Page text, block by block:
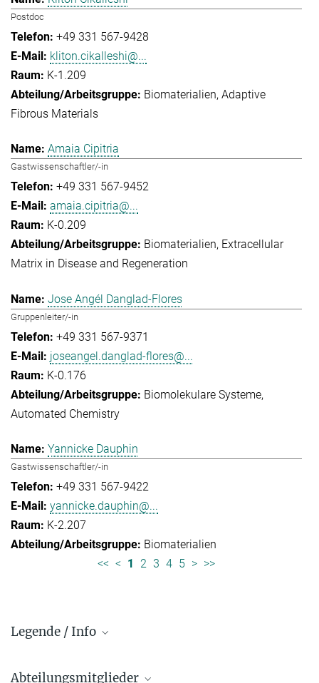
Postdoc
+49 331 567-9428
kliton.cikalleshi@...
K-1.209
Biomaterialien Adaptive
Fibrous Materials
Amaia Cipitria
Gastwissenschaftler/-in
+49 331 567-9452
amaia.cipitria@...
K-0.209
Biomaterialien Extracellular
Matrix in Disease and Regeneration
Jose Angél Danglad-Flores
Gruppenleiter/-in
+49 331 567-9371
joseangel.danglad-flores@...
K-0.176
Biomolekulare Systeme
Automated Chemistry
Yannicke Dauphin
Gastwissenschaftler/-in
+49 331 567-9422
yannicke.dauphin@...
K-2.207
Biomaterialien
<< < 1 2 3 4 5 > >>
Legende / Info
Abteilungsmitglieder